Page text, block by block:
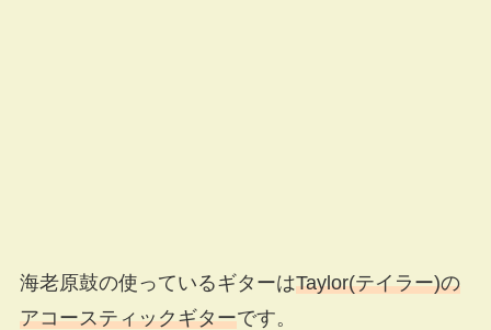
海老原鼓の使っているギターはTaylor(テイラー)の
アコースティックギターです。